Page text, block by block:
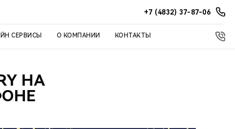
+7 (4832) 37-87-06
СЕРВИСЫ О КОМПАНИИ КОНТАКТЫ
НА